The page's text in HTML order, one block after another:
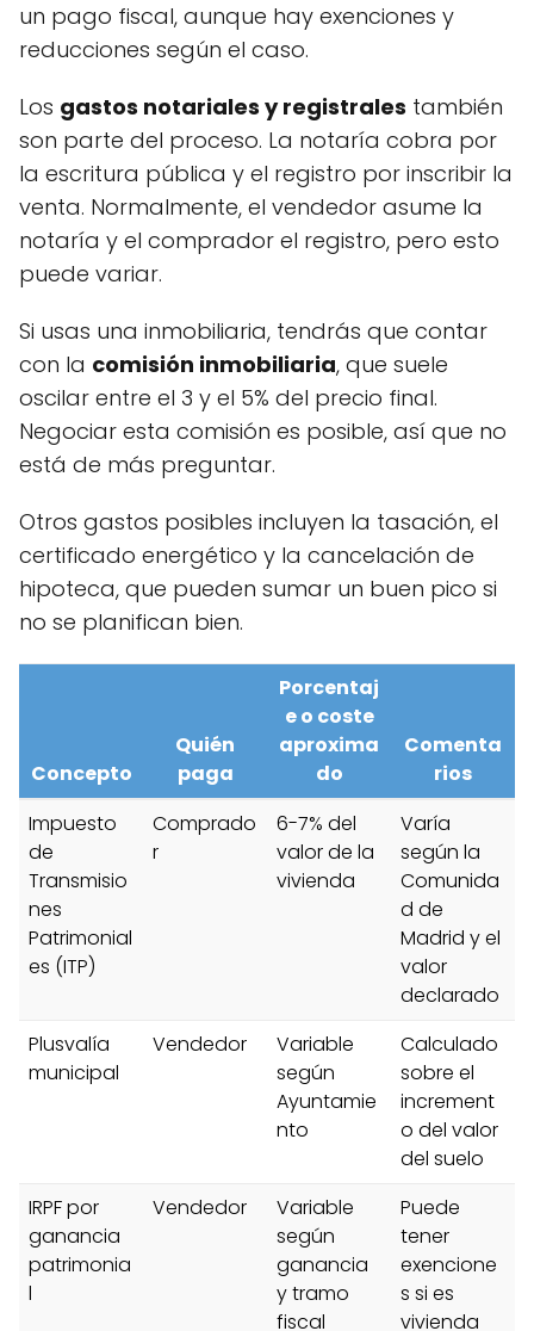
un pago fiscal, aunque hay exenciones y
reducciones según el caso.
Los gastos notariales y registrales también
son parte del proceso. La notaría cobra por
la escritura pública y el registro por inscribir la
venta. Normalmente, el vendedor asume la
notaría y el comprador el registro, pero esto
puede variar.
Si usas una inmobiliaria, tendrás que contar
con la comisión inmobiliaria, que suele
oscilar entre el 3 y el 5% del precio final.
Negociar esta comisión es posible, así que no
está de más preguntar.
Otros gastos posibles incluyen la tasación, el
certificado energético y la cancelación de
hipoteca, que pueden sumar un buen pico si
no se planifican bien.
Concepto
Quién
paga
Porcentaj
e o coste
aproxima
do
Comenta
rios
Impuesto
de
Transmisio
nes
Patrimonial
es (ITP)
Comprado
r
6-7% del
valor de la
vivienda
Varía
según la
Comunida
d de
Madrid y el
valor
declarado
Plusvalía
municipal
Vendedor
Variable
según
Ayuntamie
nto
Calculado
sobre el
increment
o del valor
del suelo
IRPF por
ganancia
patrimonia
l
Vendedor
Variable
según
ganancia
y tramo
fiscal
Puede
tener
exencione
s si es
vivienda